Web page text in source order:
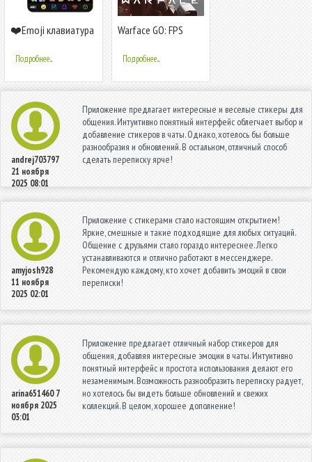
❤️Emoji клавиатура
GIF, стикеры
Подробнее...
Warface GO: FPS
Подробнее...
andrej703797
21 ноября
2025 08:01
Приложение предлагает интересные и веселые стикеры для
общения. Интуитивно понятный интерфейс облегчает выбор и
добавление стикеров в чаты. Однако, хотелось бы больше
разнообразия и обновлений. В остальном, отличный способ
сделать переписку ярче!
amyjosh928
11 ноября
2025 02:01
Приложение с стикерами стало настоящим открытием!
Яркие, смешные и такие подходящие для любых ситуаций.
Общение с друзьями стало гораздо интереснее. Легко
устанавливаются и отлично работают в мессенджере.
Рекомендую каждому, кто хочет добавить эмоций в свои
переписки!
arina651460 7
ноября 2025
03:01
Приложение предлагает отличный набор стикеров для
общения, добавляя интересные эмоции в чаты. Интуитивно
понятный интерфейс и простота использования делают его
незаменимым. Возможность разнообразить переписку радует,
но хотелось бы видеть больше обновлений и свежих
коллекций. В целом, хорошее дополнение!